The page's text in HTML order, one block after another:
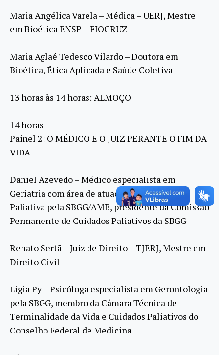
Maria Angélica Varela – Médica – UERJ, Mestre
em Bioética ENSP – FIOCRUZ
Maria Aglaé Tedesco Vilardo – Doutora em
Bioética, Ética Aplicada e Saúde Coletiva
13 horas às 14 horas: ALMOÇO
14 horas
Painel 2: O MÉDICO E O JUIZ PERANTE O FIM DA
VIDA
Daniel Azevedo – Médico especialista em
Geriatria com área de atuação em Medicina
Paliativa pela SBGG/AMB, presidente da Comissão
Permanente de Cuidados Paliativos da SBGG
Renato Sertã – Juiz de Direito – TJERJ, Mestre em
Direito Civil
Ligia Py – Psicóloga especialista em Gerontologia
pela SBGG, membro da Câmara Técnica de
Terminalidade da Vida e Cuidados Paliativos do
Conselho Federal de Medicina